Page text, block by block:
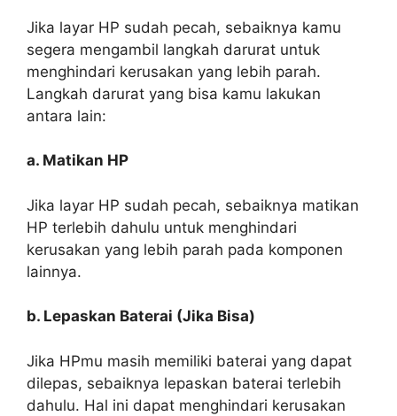
Jika layar HP sudah pecah, sebaiknya kamu
segera mengambil langkah darurat untuk
menghindari kerusakan yang lebih parah.
Langkah darurat yang bisa kamu lakukan
antara lain:
a. Matikan HP
Jika layar HP sudah pecah, sebaiknya matikan
HP terlebih dahulu untuk menghindari
kerusakan yang lebih parah pada komponen
lainnya.
b. Lepaskan Baterai (Jika Bisa)
Jika HPmu masih memiliki baterai yang dapat
dilepas, sebaiknya lepaskan baterai terlebih
dahulu. Hal ini dapat menghindari kerusakan